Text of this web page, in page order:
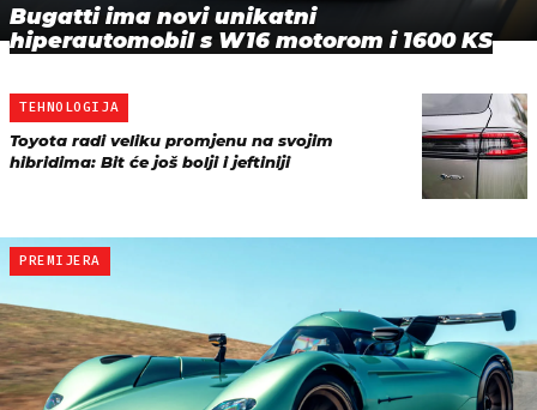
Bugatti ima novi unikatni
hiperautomobil s W16 motorom i 1600 KS
TEHNOLOGIJA
Toyota radi veliku promjenu na svojim
hibridima: Bit će još bolji i jeftiniji
PREMIJERA